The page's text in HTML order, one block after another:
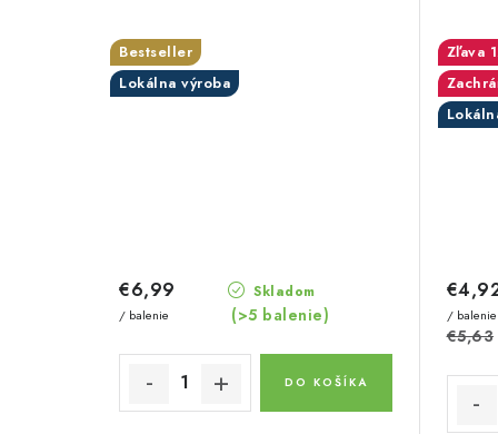
Bestseller
Lokálna výroba
Skladom
(>5 balenie)
€6,99
/ balenie
DO KOŠÍKA
/ balenie
€5,63